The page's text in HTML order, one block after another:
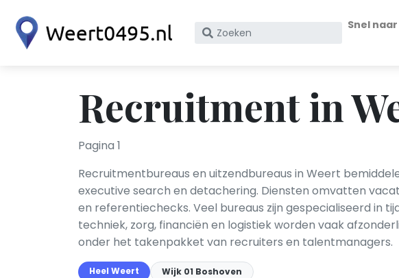
Zoek
KvK
nummer
Snel naar
Recruitment in
Pagina 1
Recruitmentbureaus en uitzendbureaus in Weert
executive search en detachering. Diensten omvatten
en referentiechecks. Veel bureaus zijn gespecialiseerd in
techniek, zorg, financiën en logistiek worden vaak
onder het takenpakket van recruiters en talentmanagers.
Heel Weert Wijk 01 Boshoven